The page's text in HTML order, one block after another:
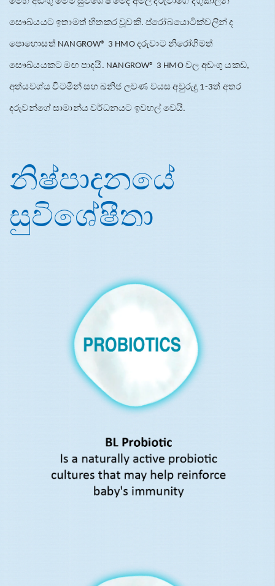
සෞඛ්යයට ඉතාමත් හිතකර වූවකි.ප්රෝබයොටික්වලින් ද
පොහොසත් NANGROW® 3 HMOදරුවාට නිරෝගිමත්
සෞඛ්යයකට මඟ පාදයි. NANGROW® 3 HMOවල අඩංගු යකඩ,
අත්යවශ්ය විටමින් සහ ඛනිජ ලවණ වයස අවුරුදු 1-3ත් අතර
දරුවන්ගේ සාමාන්ය වර්ධනයට ඉවහල් වෙයි.
නිෂ්පාදනයේ
සුවිශේෂීතා